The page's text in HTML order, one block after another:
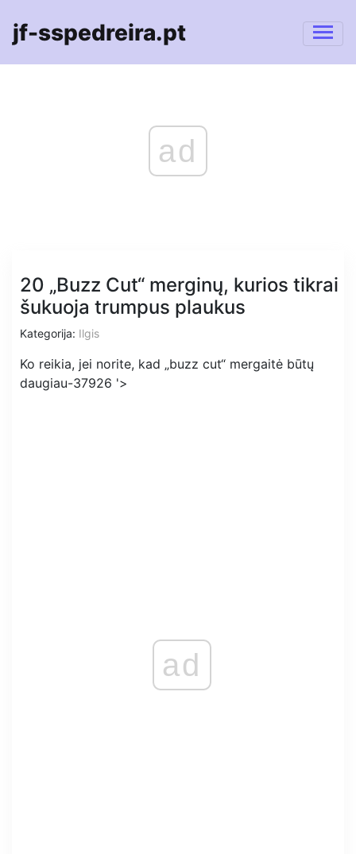
jf-sspedreira.pt
ad
20 „Buzz Cut“ merginų, kurios tikrai
šukuoja trumpus plaukus
Kategorija: Ilgis
Ko reikia, jei norite, kad „buzz cut“ mergaitė būtų
daugiau-37926 '>
ad